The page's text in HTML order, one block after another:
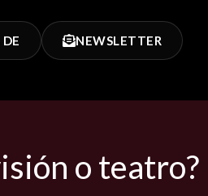
NEWSLETTER
o teatro?